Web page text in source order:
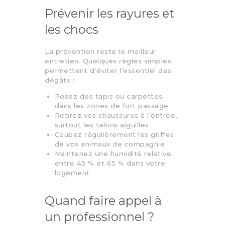
Prévenir les rayures et
les chocs
La prévention reste le meilleur
entretien. Quelques règles simples
permettent d’éviter l’essentiel des
dégâts :
Posez des tapis ou carpettes
dans les zones de fort passage
Retirez vos chaussures à l’entrée,
surtout les talons aiguilles
Coupez régulièrement les griffes
de vos animaux de compagnie
Maintenez une humidité relative
entre 45 % et 65 % dans votre
logement
Quand faire appel à
un professionnel ?